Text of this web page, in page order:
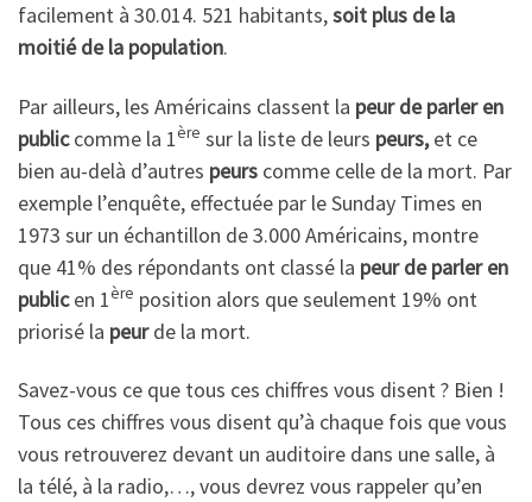
facilement à 30.014. 521 habitants,soit plus de la
moitié de la population.
Par ailleurs, les Américains classent la peur de parler en
publiccomme la 1ère sur la liste de leurs peurs,et ce
bien au-delà d’autres peurs comme celle de la mort. Par
exemple l’enquête, effectuée par le Sunday Times en
1973 sur un échantillon de 3.000 Américains, montre
que 41% des répondants ont classé la peur de parler en
publicen 1ère position alors que seulement 19% ont
priorisé la peurde la mort.
Savez-vous ce que tous ces chiffres vous disent ? Bien !
Tous ces chiffres vous disent qu’à chaque fois que vous
vous retrouverez devant un auditoire dans une salle, à
la télé, à la radio,…, vous devrez vous rappeler qu’en